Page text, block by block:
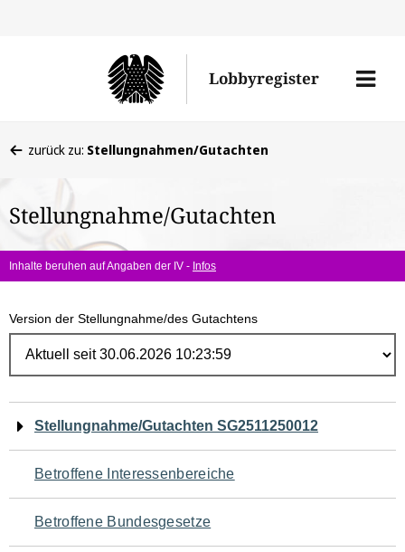
Lobbyregister
Menü
befinden
hier:
zurück zu: Stellungnahmen/Gutachten
Stellungnahme/Gutachten
Inhalte beruhen auf Angaben der IV - Infos
Version der Stellungnahme/des Gutachtens
Navigation
für
den
Seiteninhalt
Stellungnahme/Gutachten SG2511250012
Betroffene Interessenbereiche
Betroffene Bundesgesetze